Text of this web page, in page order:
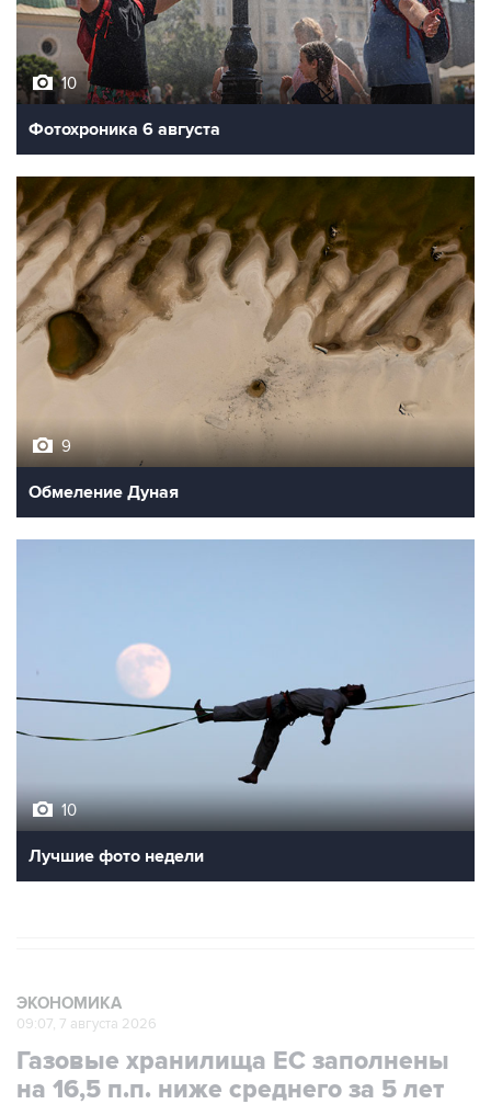
10
Фотохроника 6 августа
9
Обмеление Дуная
10
Лучшие фото недели
ЭКОНОМИКА
09:07, 7 августа 2026
Газовые хранилища ЕС заполнены
на 16,5 п.п. ниже среднего за 5 лет